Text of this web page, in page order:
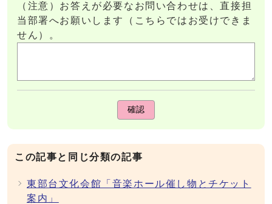
（注意）お答えが必要なお問い合わせは、直接担
当部署へお願いします（こちらではお受けできま
せん）。
確認
この記事と同じ分類の記事
東部台文化会館「音楽ホール催し物とチケット
案内」